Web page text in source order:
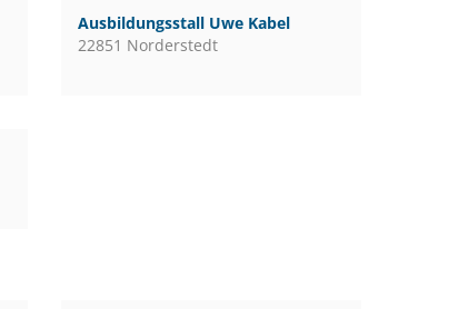
Ausbildungsstall Uwe Kabel
22851 Norderstedt